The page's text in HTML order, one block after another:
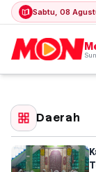
Sabtu, 08
Daerah